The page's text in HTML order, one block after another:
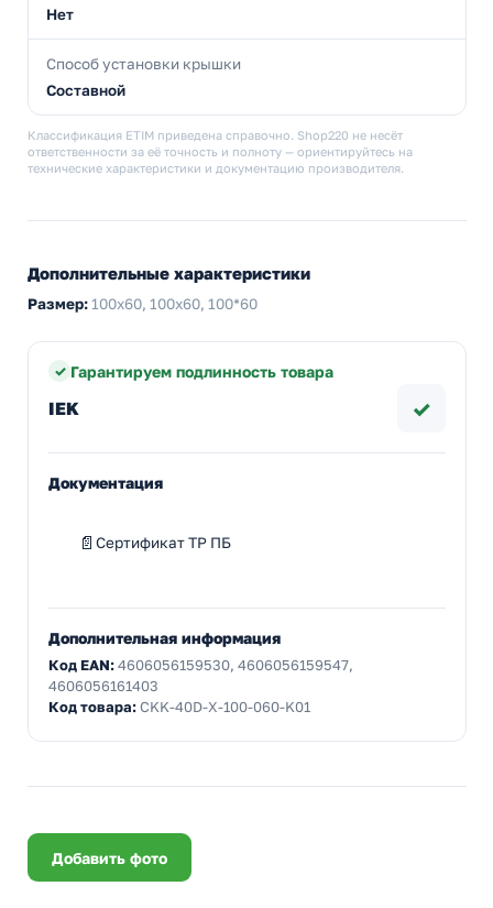
Нет
Способ установки крышки
Составной
Классификация ETIM приведена справочно. Shop220 не несёт
ответственности за её точность и полноту — ориентируйтесь на
технические характеристики и документацию производителя.
Дополнительные характеристики
Размер:100х60, 100x60, 100*60
Гарантируем подлинность товара
IEK ✓
Документация
Сертификат ТР ПБ
Дополнительная информация
Код EAN:4606056159530, 4606056159547,
4606056161403
Код товара:CKK-40D-X-100-060-K01
Добавить фото